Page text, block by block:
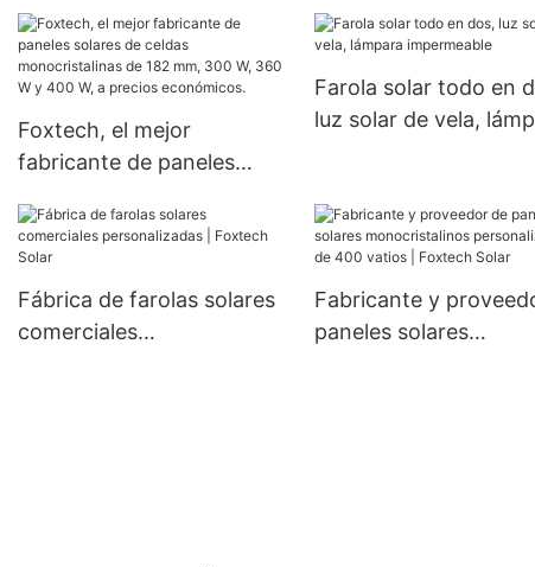
sistemas de balcón
Foxtech
solares 16BB de 590
vatios y 650 vatios
doble panel.
Foxtech, el mejor
fabricante de paneles
monocristalinas de 182
mm, 300 W, 360 W y 400
W, a precios económicos.
Farola solar todo en
luz solar de vela,
Fábrica de farolas solares
comerciales
Fabricante y
paneles solares